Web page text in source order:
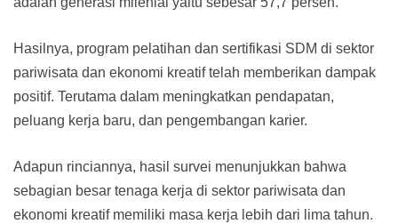
Hasilnya, program pelatihan dan sertifikasi SDM di sektor
pariwisata dan ekonomi kreatif telah memberikan dampak
positif. Terutama dalam meningkatkan pendapatan,
peluang kerja baru, dan pengembangan karier.
Adapun rinciannya, hasil survei menunjukkan bahwa
sebagian besar tenaga kerja di sektor pariwisata dan
ekonomi kreatif memiliki masa kerja lebih dari lima tahun.